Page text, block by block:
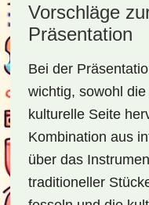
Vorschläge
Präsentation
Bei der
wichtig, sowohl
kulturelle Seite
Kombination aus
über das
traditioneller